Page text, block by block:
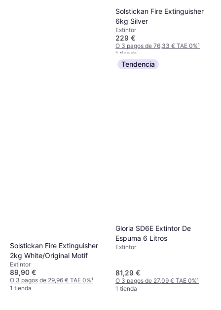
Solstickan Fire Extinguisher
6kg Silver
Extintor
229 €
O 3 pagos de 76,33 € TAE 0%¹
1 tienda
Solstickan Fire Extinguisher
2kg White/Original Motif
Extintor
89,90 €
O 3 pagos de 29,96 € TAE 0%¹
1 tienda
Tendencia
Gloria SD6E Extintor De
Espuma 6 Litros
Extintor
81,29 €
O 3 pagos de 27,09 € TAE 0%¹
1 tienda